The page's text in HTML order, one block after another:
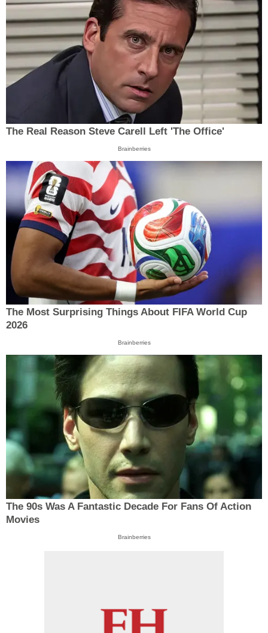
The Real Reason Steve Carell Left 'The Office'
Brainberries
The Most Surprising Things About FIFA World Cup
2026
Brainberries
The 90s Was A Fantastic Decade For Fans Of Action
Movies
Brainberries